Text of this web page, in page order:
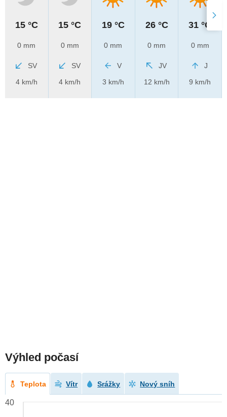
15 °C
0 mm
SV
4 km/h
15 °C
0 mm
SV
4 km/h
19 °C
0 mm
V
3 km/h
26 °C
0 mm
JV
12 km/h
31 °C
0 mm
J
9 km/h
Výhled počasí
Teplota Vítr Srážky Nový sníh
40